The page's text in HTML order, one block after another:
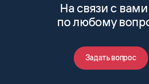
На связи с
по любому
Задать вопрос